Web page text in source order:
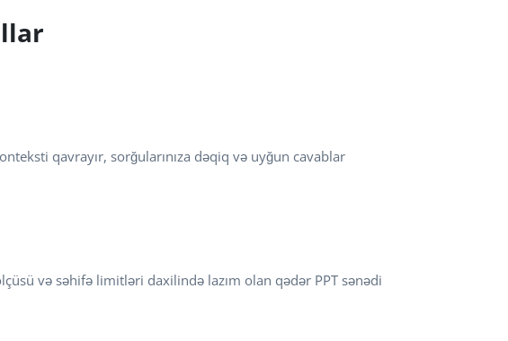
qavrayır, sorğularınıza dəqiq və uyğun cavablar
və səhifə limitləri daxilində lazım olan qədər PPT sənədi